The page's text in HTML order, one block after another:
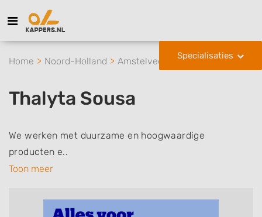
Specialisaties
Home Noord-Holland Amstelveen Thalyta Sousa
Thalyta Sousa
We werken met duurzame en hoogwaardige
producten e..
Toon meer